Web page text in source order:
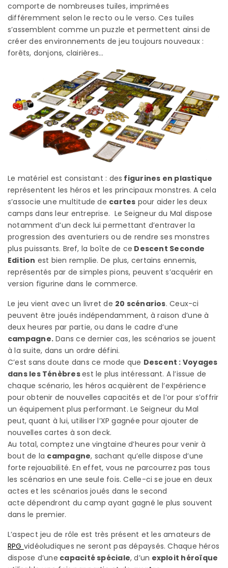
comporte de nombreuses tuiles, imprimées
différemment selon le recto ou le verso. Ces tuiles
s’assemblent comme un puzzle et permettent ainsi de
créer des environnements de jeu toujours nouveaux :
forêts, donjons, clairières…
Le matériel est consistant : des figurines en plastique
représentent les héros et les principaux monstres. A cela
s’associe une multitude de cartes pour aider les deux
camps dans leur entreprise. Le Seigneur du Mal dispose
notamment d’un deck lui permettant d’entraver la
progression des aventuriers ou de rendre ses monstres
plus puissants. Bref, la boîte de ce Descent Seconde
Edition est bien remplie. De plus, certains ennemis,
représentés par de simples pions, peuvent s’acquérir en
version figurine dans le commerce.
Le jeu vient avec un livret de 20 scénarios. Ceux-ci
peuvent être joués indépendamment, à raison d’une à
deux heures par partie, ou dans le cadre d’une
campagne. Dans ce dernier cas, les scénarios se jouent
à la suite, dans un ordre défini.
C’est sans doute dans ce mode que Descent : Voyages
dans les Ténèbresest le plus intéressant. A l’issue de
chaque scénario, les héros acquièrent de l’expérience
pour obtenir de nouvelles capacités et de l’or pour s’offrir
un équipement plus performant. Le Seigneur du Mal
peut, quant à lui, utiliser l’XP gagnée pour ajouter de
nouvelles cartes à son deck.
Au total, comptez une vingtaine d’heures pour venir à
bout de la campagne, sachant qu’elle dispose d’une
forte rejouabilité. En effet, vous ne parcourrez pas tous
les scénarios en une seule fois. Celle-ci se joue en deux
actes et les scénarios joués dans le second
acte dépendront du camp ayant gagné le plus souvent
dans le premier.
L’aspect jeu de rôle est très présent et les amateurs de
RPG vidéoludiques ne seront pas dépaysés. Chaque héros
dispose d’une capacité spéciale, d’un exploit héroïque